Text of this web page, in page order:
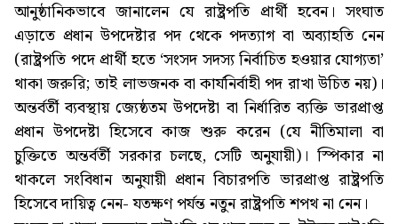
আনুষ্ঠানিকভাবে জানালেন যে রাষ্ট্রপতি প্রার্থী হবেন। সংঘাত
এড়াতে প্রধান উপদেষ্টার পদ থেকে পদত্যাগ বা অব্যাহতি নেন
(রাষ্ট্রপতি পদে প্রার্থী হতে ‘সংসদ সদস্য নির্বাচিত হওয়ার যোগ্যতা’
থাকা জরুরি; তাই লাভজনক বা কার্যনির্বাহী পদ রাখা উচিত নয়)।
অন্তর্বর্তী ব্যবস্থায় জ্যেষ্ঠতম উপদেষ্টা বা নির্ধারিত ব্যক্তি ভারপ্রাপ্ত
প্রধান উপদেষ্টা হিসেবে কাজ শুরু করেন (যে নীতিমালা বা
চুক্তিতে অন্তর্বর্তী সরকার চলছে, সেটি অনুযায়ী)। স্পিকার না
থাকলে সংবিধান অনুযায়ী প্রধান বিচারপতি ভারপ্রাপ্ত রাষ্ট্রপতি
হিসেবে দায়িত্ব নেন- যতক্ষণ পর্যন্ত নতুন রাষ্ট্রপতি শপথ না নেন।